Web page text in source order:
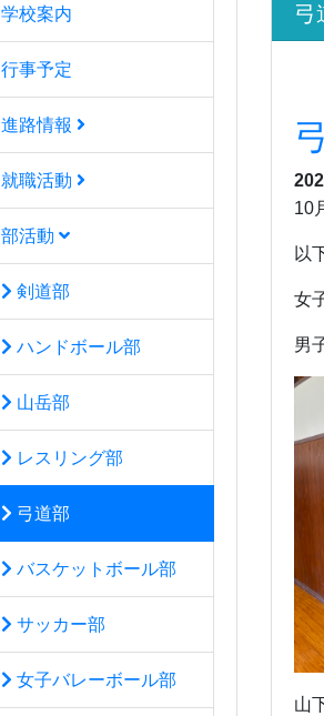
学校案内
行事予定
進路情報
就職活動
部活動
剣道部
ハンドボール部
山岳部
レスリング部
弓道部
バスケットボール部
サッカー部
女子バレーボール部
弓
10
以
女
男
山